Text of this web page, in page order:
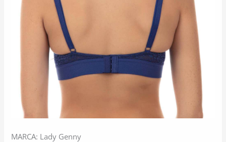
MARCA: Lady Genny